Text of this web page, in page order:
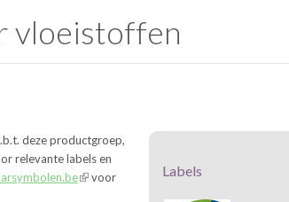
vloeistoffen
deze productgroep,
relevante labels en
voor
Labels